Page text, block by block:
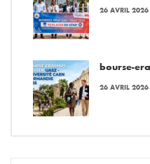
26 AVRIL 2026
bourse-
26 AVRIL 2026